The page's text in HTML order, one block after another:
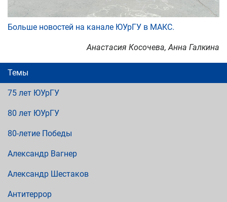
Больше новостей на канале ЮУрГУ в MAКС.
Анастасия Косочева, Анна Галкина
Темы
75 лет ЮУрГУ
80 лет ЮУрГУ
80-летие Победы
Александр Вагнер
Александр Шестаков
Антитеррор